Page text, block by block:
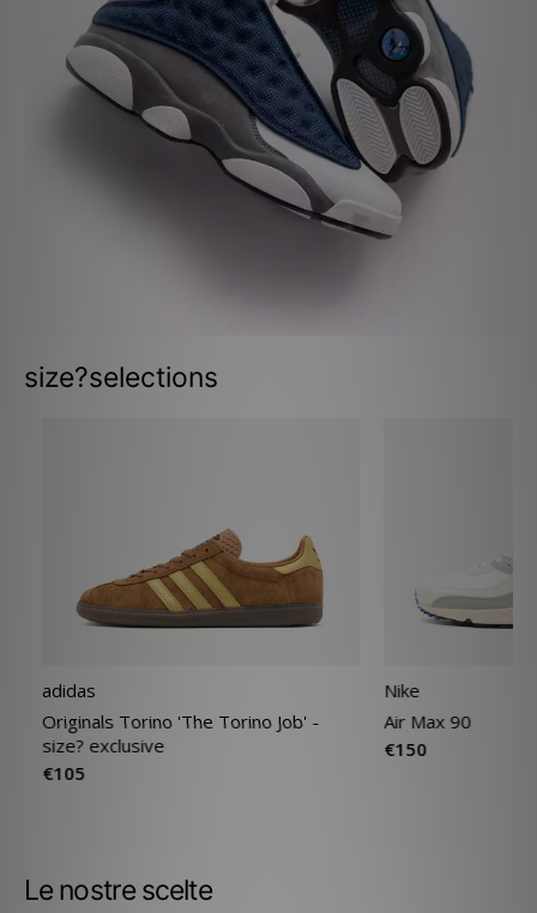
size?selections
adidas
Originals Torino 'The Torino Job' -
size? exclusive
€105
Nike
Air Max 90
€150
Le nostre scelte